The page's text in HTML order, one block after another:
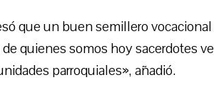
que un buen semillero
de quienes somos hoy sacerdotes
parroquiales», añadió.